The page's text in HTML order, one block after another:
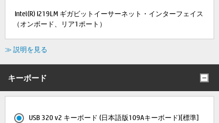
Intel(R) I219LM ギガビットイーサーネット・インターフェイス
（オンボード、リア1ポート）
≫ 説明を見る
キーボード
USB 320 v2 キーボード (日本語版109Aキーボード)[標準]